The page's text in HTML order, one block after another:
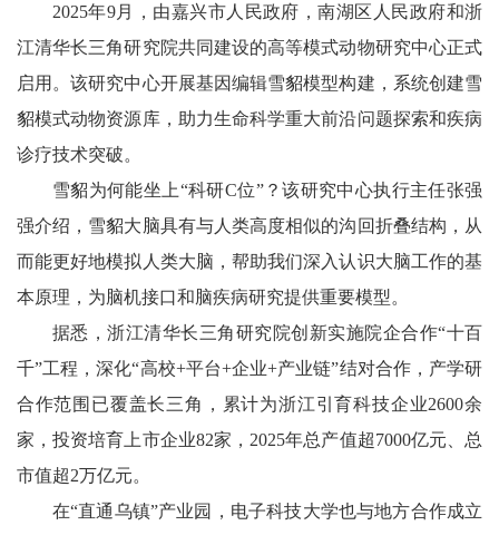
2025年9月，由嘉兴市人民政府，南湖区人民政府和浙
江清华长三角研究院共同建设的高等模式动物研究中心正式
启用。该研究中心开展基因编辑雪貂模型构建，系统创建雪
貂模式动物资源库，助力生命科学重大前沿问题探索和疾病
诊疗技术突破。
雪貂为何能坐上“科研C位”？该研究中心执行主任张强
强介绍，雪貂大脑具有与人类高度相似的沟回折叠结构，从
而能更好地模拟人类大脑，帮助我们深入认识大脑工作的基
本原理，为脑机接口和脑疾病研究提供重要模型。
据悉，浙江清华长三角研究院创新实施院企合作“十百
千”工程，深化“高校+平台+企业+产业链”结对合作，产学研
合作范围已覆盖长三角，累计为浙江引育科技企业2600余
家，投资培育上市企业82家，2025年总产值超7000亿元、总
市值超2万亿元。
在“直通乌镇”产业园，电子科技大学也与地方合作成立